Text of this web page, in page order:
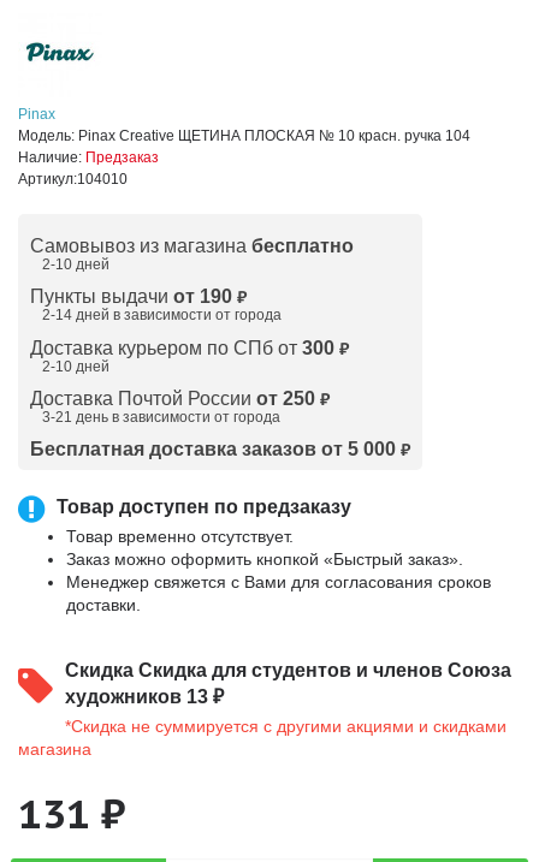
Pinax
Модель: Pinax Creative ЩЕТИНА ПЛОСКАЯ № 10 красн. ручка 104
Наличие: Предзаказ
Артикул:104010
Самовывоз из магазина бесплатно
2-10 дней
Пункты выдачи от 190 ₽
2-14 дней в зависимости от города
Доставка курьером по СПб от 300 ₽
2-10 дней
Доставка Почтой России от 250 ₽
3-21 день в зависимости от города
Бесплатная доставка заказов от 5 000 ₽
Товар доступен по предзаказу
Товар временно отсутствует.
Заказ можно оформить кнопкой «Быстрый заказ».
Менеджер свяжется с Вами для согласования сроков
доставки.
Скидка Скидка для студентов и членов Союза
художников 13 ₽
*Скидка не суммируется с другими акциями и скидками
магазина
131 ₽